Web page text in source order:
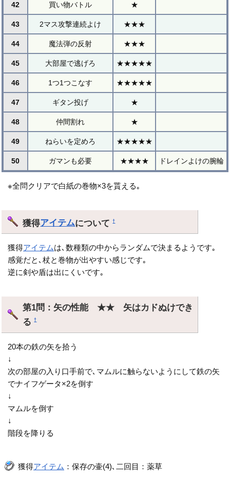
42 買い物バトル ★
43 2マス攻撃連続よけ ★★★
44 魔法弾の反射 ★★★
45 大部屋で逃げろ ★★★★★
46 1つ1つこなす ★★★★★
47 ギタン投げ ★
48 仲間割れ ★
49 ねらいを定めろ ★★★★★
50 ガマンも必要 ★★★★ ドレインよけの腕輪
※全問クリアで白紙の巻物×3を貰える｡
獲得アイテムについて†
獲得アイテムは､数種類の中からランダムで決まるようです｡
感覚だと､杖と巻物が出やすい感じです｡
逆に剣や盾は出にくいです｡
第1問：矢の性能 ★★ 矢はカドぬけでき
る†
20本の鉄の矢を拾う
↓
次の部屋の入り口手前で､マムルに触らないようにして鉄の矢
でナイフゲータ×2を倒す
↓
マムルを倒す
↓
階段を降りる
獲得アイテム ：保存の壷(4)､二回目：薬草